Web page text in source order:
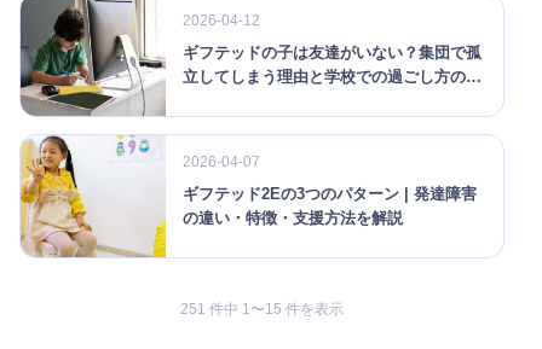
2026-04-12
ギフテッドの子は友達がいない？集団で孤
立してしまう理由と学校での過ごし方のポ
2026-04-07
ギフテッド2Eの3つのパターン | 発達障害
の違い・特徴・支援方法を解説
251 件中 1〜15 件を表示